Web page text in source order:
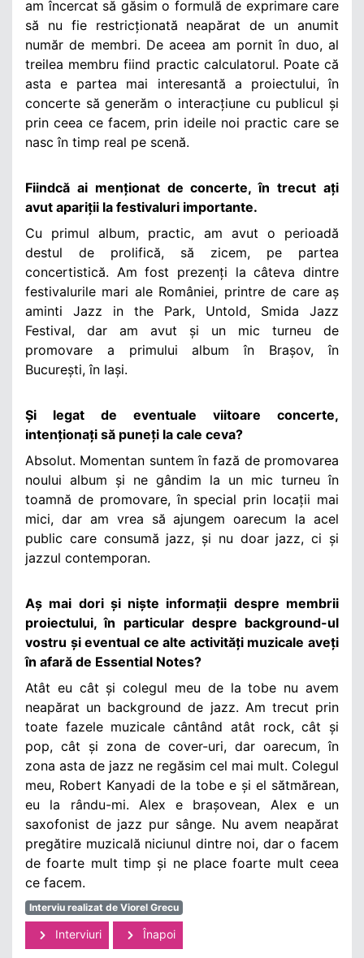
am încercat să găsim o formulă de exprimare care
să nu fie restricționată neapărat de un anumit
număr de membri. De aceea am pornit în duo, al
treilea membru fiind practic calculatorul. Poate că
asta e partea mai interesantă a proiectului, în
concerte să generăm o interacțiune cu publicul și
prin ceea ce facem, prin ideile noi practic care se
nasc în timp real pe scenă.
Fiindcă ai menționat de concerte, în trecut ați
avut apariții la festivaluri importante.
Cu primul album, practic, am avut o perioadă
destul de prolifică, să zicem, pe partea
concertistică. Am fost prezenți la câteva dintre
festivalurile mari ale României, printre de care aș
aminti Jazz in the Park, Untold, Smida Jazz
Festival, dar am avut și un mic turneu de
promovare a primului album în Brașov, în
București, în Iași.
Și legat de eventuale viitoare concerte,
intenționați să puneți la cale ceva?
Absolut. Momentan suntem în fază de promovarea
noului album și ne gândim la un mic turneu în
toamnă de promovare, în special prin locații mai
mici, dar am vrea să ajungem oarecum la acel
public care consumă jazz, și nu doar jazz, ci și
jazzul contemporan.
Aș mai dori și niște informații despre membrii
proiectului, în particular despre background-ul
vostru și eventual ce alte activități muzicale aveți
în afară de Essential Notes?
Atât eu cât și colegul meu de la tobe nu avem
neapărat un background de jazz. Am trecut prin
toate fazele muzicale cântând atât rock, cât și
pop, cât și zona de cover-uri, dar oarecum, în
zona asta de jazz ne regăsim cel mai mult. Colegul
meu, Robert Kanyadi de la tobe e și el sătmărean,
eu la rându-mi. Alex e brașovean, Alex e un
saxofonist de jazz pur sânge. Nu avem neapărat
pregătire muzicală niciunul dintre noi, dar o facem
de foarte mult timp și ne place foarte mult ceea
ce facem.
Interviu realizat de Viorel Grecu
Interviuri Înapoi